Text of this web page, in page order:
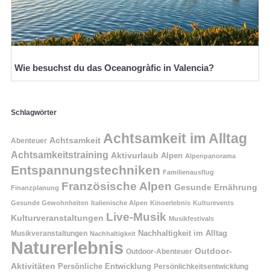
Wie besuchst du das Oceanogràfic in Valencia?
Schlagwörter
Abenteuer Achtsamkeit Achtsamkeit im Alltag
Achtsamkeitstraining Aktivurlaub Alpen Alpenpanorama
Entspannungstechniken Familienausflug
Finanzplanung Französische Alpen Gesunde Ernährung
Gesunde Gewohnheiten Italienische Alpen Kinoerlebnis Kulturevents
Kulturveranstaltungen Live-Musik Musikfestivals
Musikveranstaltungen Nachhaltigkeit Nachhaltigkeit im Alltag
Naturerlebnis Outdoor-Abenteuer Outdoor-
Aktivitäten Persönliche Entwicklung Persönlichkeitsentwicklung